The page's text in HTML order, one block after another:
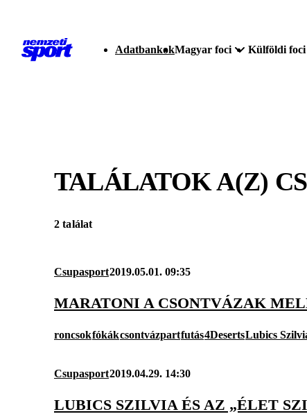
AdatbankokMagyar foci Külföldi foci
TALÁLATOK A(Z)
2 találat
Csupasport2019.05.01. 09:35
MARATONI A CSONTVÁZAK
roncsokfókákcsontvázpartfutás4DesertsLubics
Csupasport2019.04.29. 14:30
LUBICS SZILVIA ÉS AZ „ÉLET